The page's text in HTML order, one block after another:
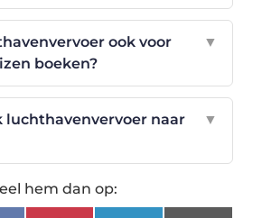
ook voor
boeken?
▼
luchthavenvervoer naar
▼
hem dan op: